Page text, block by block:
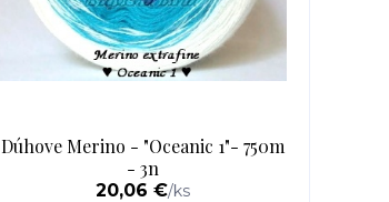
Dúhove Merino - "Oceanic 1"- 750m
- 3n
20,06 €/ks